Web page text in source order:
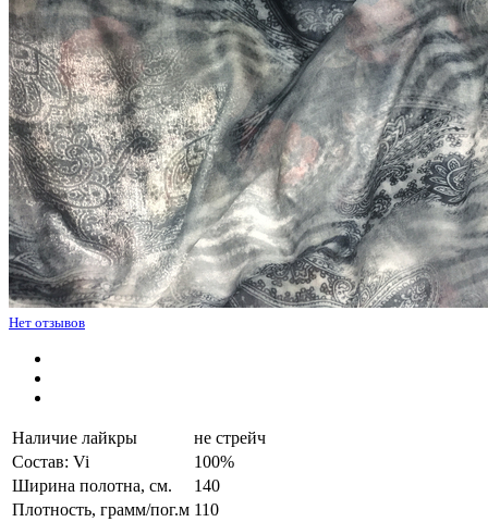
Нет отзывов
Наличие лайкры
не стрейч
Состав: Vi
100%
Ширина полотна, см.
140
Плотность, грамм/пог.м 110